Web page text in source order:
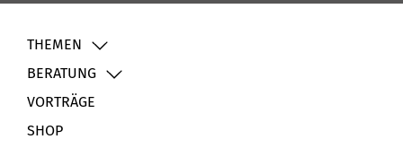
THEMEN
BERATUNG
VORTRÄGE
SHOP